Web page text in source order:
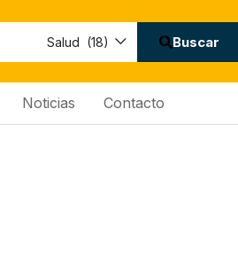
Salud (18) Buscar
Noticias Contacto